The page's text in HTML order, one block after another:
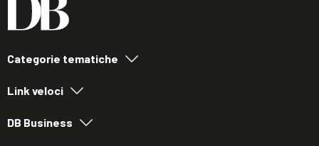
Categorie tematiche
Link veloci
DB Business